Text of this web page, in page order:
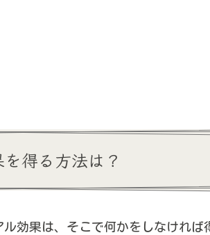
得る方法は？
効果は、そこで何かをしなければ